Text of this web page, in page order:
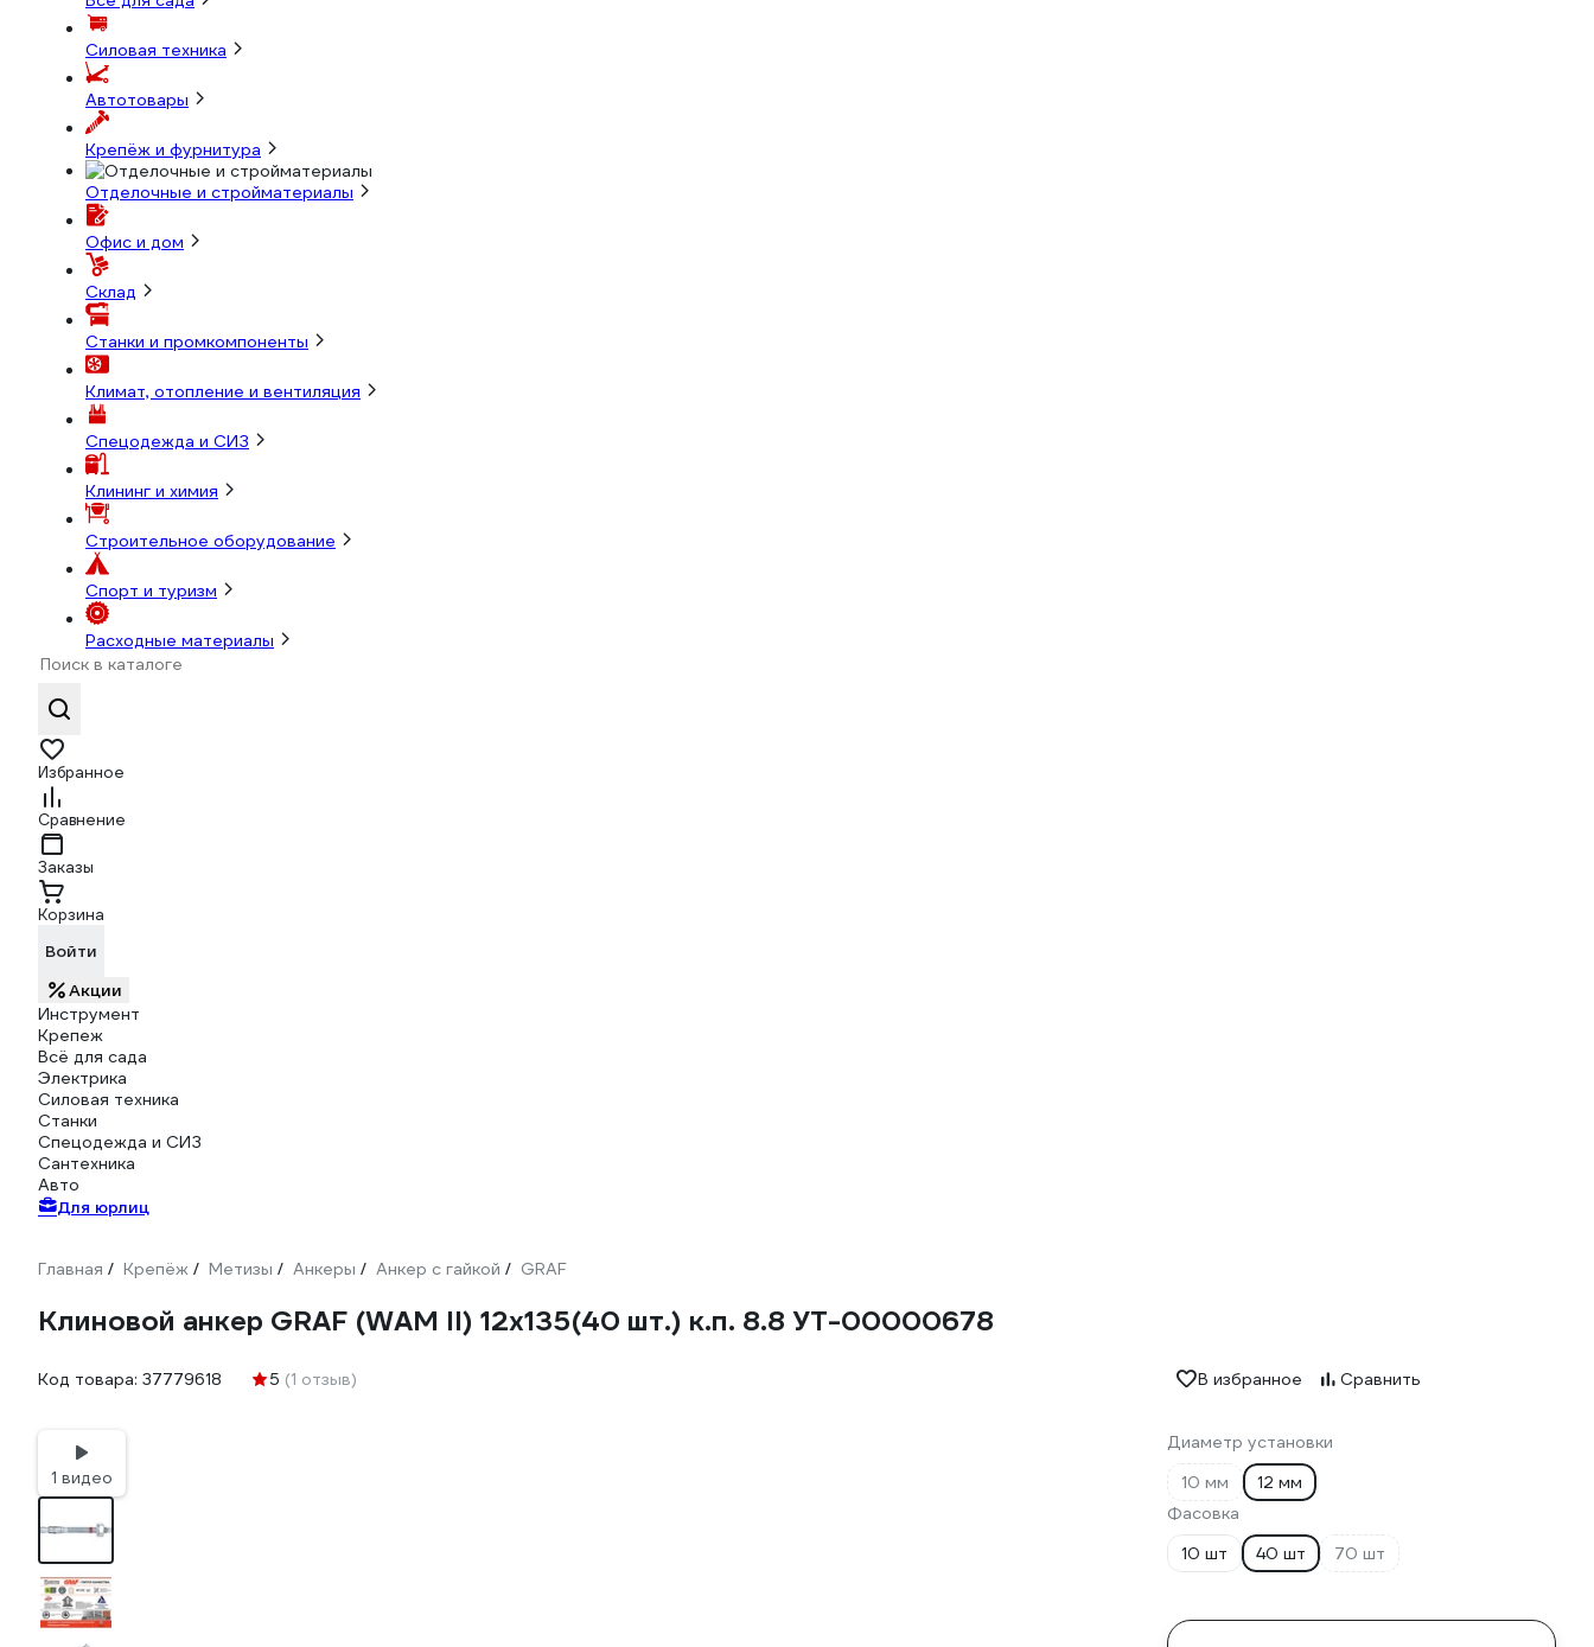
Силовая техника
Автотовары
Крепёж и фурнитура
Отделочные и стройматериалы
Офис и дом
Склад
Станки и промкомпоненты
Климат, отопление и вентиляция
Спецодежда и СИЗ
Клининг и химия
Строительное оборудование
Спорт и туризм
Расходные материалы
Избранное
Сравнение
Заказы
Корзина
Войти
Акции
Инструмент
Крепеж
Всё для сада
Электрика
Силовая техника
Станки
Спецодежда и СИЗ
Сантехника
Авто
Для юрлиц
Главная / Крепёж / Метизы / Анкеры / Анкер с гайкой / GRAF
Клиновой анкер GRAF (WAM II) 12x135(40 шт.) к.п. 8.8 УТ-00000678
Код товара: 37779618 5 (1 отзыв) В избранное Сравнить
1 видео
Диаметр установки
10 мм
12 мм
Фасовка
10 шт
40 шт 70 шт